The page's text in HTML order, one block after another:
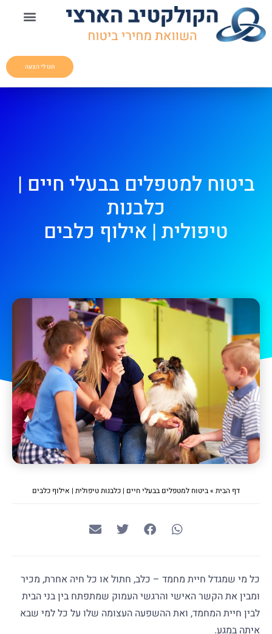
תנו לי הצעה
ביטוח למטפלים בבעלי חיים |
כלבנות
טיפולית | אילוף כלבים
דף הבית »ביטוח למטפלים בבעלי חיים | כלבנות טיפולית | אילוף כלבים
כל מי שמגדל חיית מחמד – כלב, חתול או כל חיה אחרת, מכיר
ומבין את הקשר האישי והרגשי העמוק שמתפתח בין בני הבית
לבין חיית המחמד, ואת ההשפעה העצומה שלו על כל למי שבא
איתה במגע.